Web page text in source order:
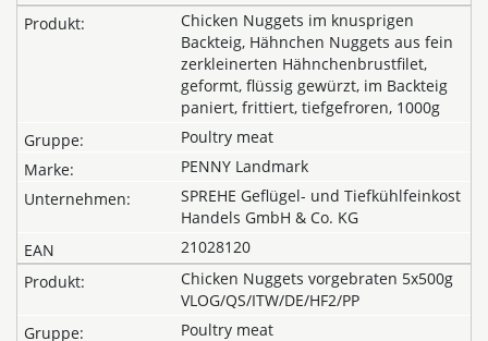
Chicken Nuggets im knusprigen
Backteig, Hähnchen Nuggets aus fein
zerkleinerten Hähnchenbrustfilet,
geformt, flüssig gewürzt, im Backteig
paniert, frittiert, tiefgefroren, 1000g
Poultry meat
PENNY Landmark
SPREHE Geflügel- und Tiefkühlfeinkost
Handels GmbH & Co. KG
21028120
Chicken Nuggets vorgebraten 5x500g
VLOG/QS/ITW/DE/HF2/PP
Poultry meat